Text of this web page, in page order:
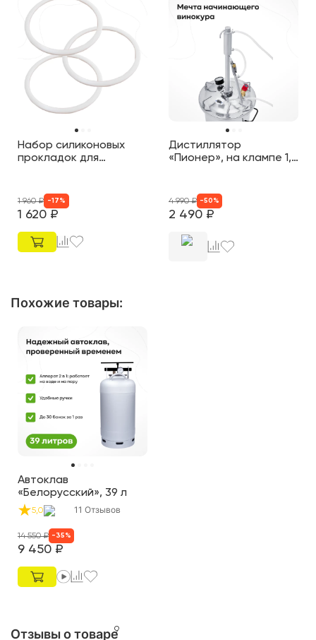
Набор силиконовых
прокладок для
1 620 ₽
1 960₽ -17 %
Дистиллятор
«Пионер», на клампе 1,5
2 490 ₽
4 990₽ -50 %
Похожие товары:
Автоклав
«Белорусский», 39 л
5,0 11 Отзывов
9 450 ₽
14 550₽ - 35 %
Отзывы о товаре
9